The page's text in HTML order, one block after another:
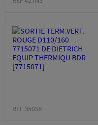
REF 350S8